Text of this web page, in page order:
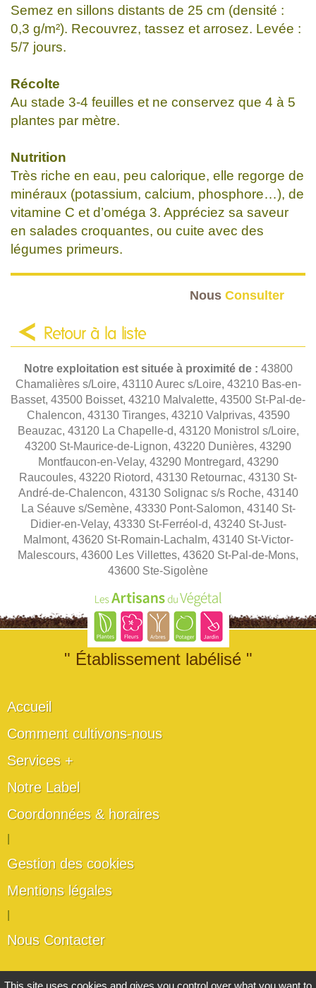
Semez en sillons distants de 25 cm (densité :
0,3 g/m²). Recouvrez, tassez et arrosez. Levée :
5/7 jours.
Récolte
Au stade 3-4 feuilles et ne conservez que 4 à 5
plantes par mètre.
Nutrition
Très riche en eau, peu calorique, elle regorge de
minéraux (potassium, calcium, phosphore…), de
vitamine C et d’oméga 3. Appréciez sa saveur
en salades croquantes, ou cuite avec des
légumes primeurs.
Nous Consulter
Retour à la liste
Notre exploitation est située à proximité de : 43800
Chamalières s/Loire, 43110 Aurec s/Loire, 43210 Bas-en-
Basset, 43500 Boisset, 43210 Malvalette, 43500 St-Pal-de-
Chalencon, 43130 Tiranges, 43210 Valprivas, 43590
Beauzac, 43120 La Chapelle-d, 43120 Monistrol s/Loire,
43200 St-Maurice-de-Lignon, 43220 Dunières, 43290
Montfaucon-en-Velay, 43290 Montregard, 43290
Raucoules, 43220 Riotord, 43130 Retournac, 43130 St-
André-de-Chalencon, 43130 Solignac s/s Roche, 43140
La Séauve s/Semène, 43330 Pont-Salomon, 43140 St-
Didier-en-Velay, 43330 St-Ferréol-d, 43240 St-Just-
Malmont, 43620 St-Romain-Lachalm, 43140 St-Victor-
Malescours, 43600 Les Villettes, 43620 St-Pal-de-Mons,
43600 Ste-Sigolène
" Établissement labélisé "
Accueil
Comment cultivons-nous
Services +
Notre Label
Coordonnées & horaires
Gestion des cookies
Mentions légales
Nous Contacter
Les artisans du végétal
This site uses cookies and gives you control over what you want to